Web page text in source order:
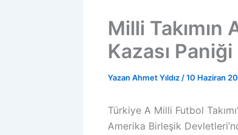
Milli Takımın
Kazası Paniği
Yazan Ahmet Yıldız /10 Haziran
Türkiye A Milli Futbol
Amerika Birleşik